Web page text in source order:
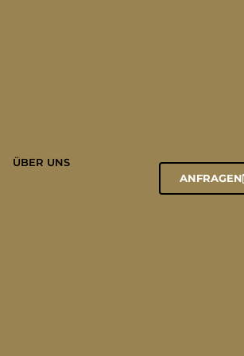
ÜBER UNS
ANFRAGEN